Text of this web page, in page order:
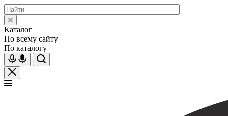
Каталог
По всему сайту
По каталогу